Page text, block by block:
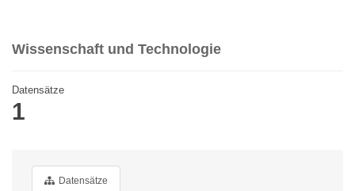
Wissenschaft und Technologie
Datensätze
1
Datensätze